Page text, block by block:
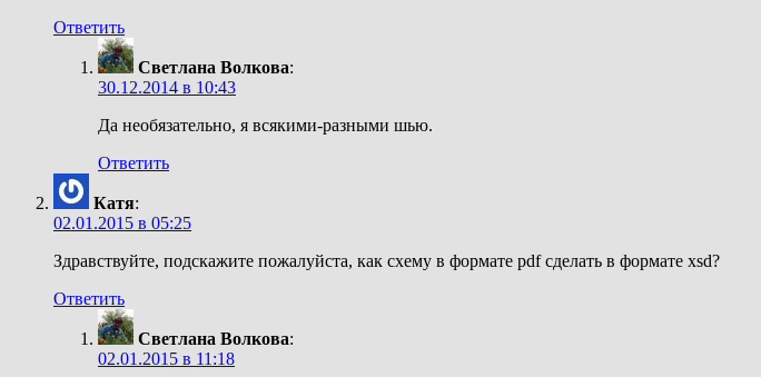
Ответить
Светлана Волкова:
30.12.2014 в 10:43
Да необязательно, я всякими-разными шью.
Ответить
Катя:
02.01.2015 в 05:25
Здравствуйте, подскажите пожалуйста, как схему в формате pdf сделать в формате xsd?
Ответить
Светлана Волкова:
02.01.2015 в 11:18